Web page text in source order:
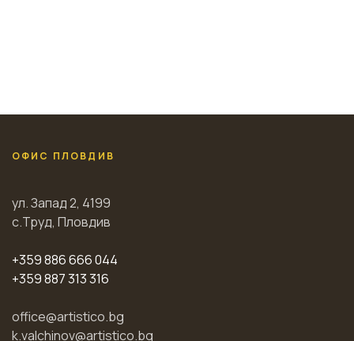
ОФИС ПЛОВДИВ
ул. Запад 2, 4199
с.Труд, Пловдив
+359 886 666 044
+359 887 313 316
office@artistico.bg
k.valchinov@artistico.bg